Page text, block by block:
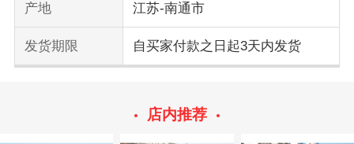
产地 江苏-南通市
发货期限 自买家付款之日起3天内发货
店内推荐